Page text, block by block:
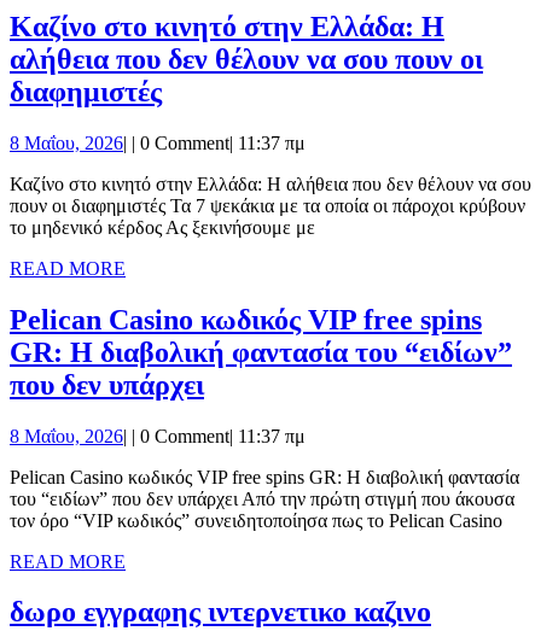
Καζίνο στο κινητό στην Ελλάδα: Η
αλήθεια που δεν θέλουν να σου πουν οι
διαφημιστέςΚαζίνο
κινητό
στην
Ελλάδα:
που
δεν
θέλουν
σου
πουν
οι
8 Μαΐου, 20268
2026
| | 0 Comment| 11:37 πμ
Καζίνο στο κινητό στην Ελλάδα: Η αλήθεια που δεν θέλουν να σου
πουν οι διαφημιστές Τα 7 ψεκάκια με τα οποία οι πάροχοι κρύβουν
το μηδενικό κέρδος Ας ξεκινήσουμε με
READ MORE
Pelican Casino κωδικός VIP free spins
GR: Η διαβολική φαντασία του “ειδίων”
που δεν υπάρχει
κωδικός
VIP
free
Η
8 Μαΐου, 20268
2026
| | 0 Comment| 11:37 πμ
Pelican Casino κωδικός VIP free spins GR: Η διαβολική φαντασία
του “ειδίων” που δεν υπάρχει Από την πρώτη στιγμή που άκουσα
τον όρο “VIP κωδικός” συνειδητοποίησα πως το Pelican Casino
READ MORE
δωρο εγγραφης ιντερνετικο καζινο